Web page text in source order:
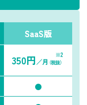
SaaS版
350円 ／月（税抜）
※2